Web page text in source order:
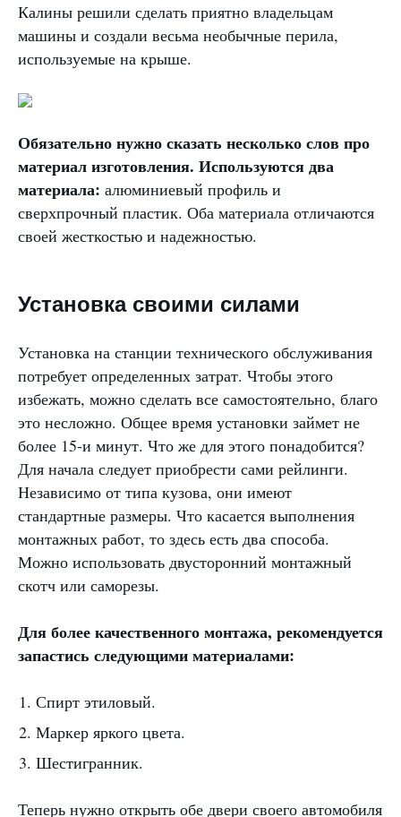
Калины решили сделать приятно владельцам
машины и создали весьма необычные перила,
используемые на крыше.
Обязательно нужно сказать несколько слов про
материал изготовления. Используются два
материала: алюминиевый профиль и
сверхпрочный пластик. Оба материала отличаются
своей жесткостью и надежностью.
Установка своими силами
Установка на станции технического обслуживания
потребует определенных затрат. Чтобы этого
избежать, можно сделать все самостоятельно, благо
это несложно. Общее время установки займет не
более 15-и минут. Что же для этого понадобится?
Для начала следует приобрести сами рейлинги.
Независимо от типа кузова, они имеют
стандартные размеры. Что касается выполнения
монтажных работ, то здесь есть два способа.
Можно использовать двусторонний монтажный
скотч или саморезы.
Для более качественного монтажа, рекомендуется
запастись следующими материалами:
Спирт этиловый.
Маркер яркого цвета.
Шестигранник.
Теперь нужно открыть обе двери своего автомобиля